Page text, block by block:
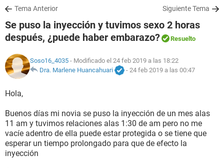
SALUD
FAMILIA
NUTRICIÓN
SEXUALIDAD
GLOSARIO
Tema Anterior Siguiente Tema
Se puso la inyección y tuvimos sexo 2 horas
después, ¿puede haber embarazo?
Resuelto
Soso16_4035 - Modificado el 24 feb 2019 a las 18:22
Dra. Marlene Huancahuari
- 24 feb 2019 a las 00:47
Hola,
Buenos días mi novia se puso la inyección de un mes alas
11 am y tuvimos relaciones alas 1:30 de am pero no me
vacíe adentro de ella puede estar protegida o se tiene que
esperar un tiempo prolongado para que de efecto la
inyección